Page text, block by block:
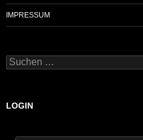
IMPRESSUM
Suchen
nach:
LOGIN